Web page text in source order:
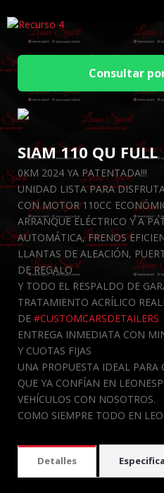
Consultar
SIAM 110 QU FULL
0KM 2024 YA PATENTADA!!!
UNIDAD LISTA PARA
CON MOTOR 110CC
ARRANQUE ELÉCTRICO Y A
AUTOMÁTICA, FRENOS
LLANTAS DE ALEACIÓN,
DE REGALO
Y TODO EL RESPALDO DE
TRATAMIENTO ACRÍLICO
DE #CUSTOMCARSDETAILERS
ENTREGA INMEDIATA CON
Y CUOTAS FIJAS
UNA PROPUESTA IDEAL PARA
QUE YA CONFÍAN EN
VEHÍCULOS CON NOSOTROS.
COMO SIEMPRE TODO EN
Detalles